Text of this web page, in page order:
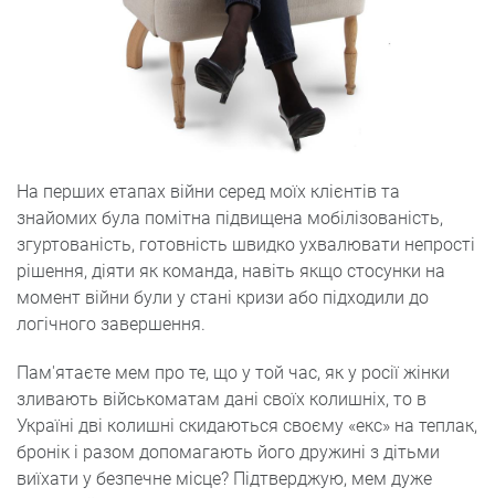
На перших етапах війни серед моїх клієнтів та
знайомих була помітна підвищена мобілізованість,
згуртованість, готовність швидко ухвалювати непрості
рішення, діяти як команда, навіть якщо стосунки на
момент війни були у стані кризи або підходили до
логічного завершення.
Пам'ятаєте мем про те, що у той час, як у росії жінки
зливають військоматам дані своїх колишніх, то в
Україні дві колишні скидаються своєму «екс» на теплак,
бронік і разом допомагають його дружині з дітьми
виїхати у безпечне місце? Підтверджую, мем дуже